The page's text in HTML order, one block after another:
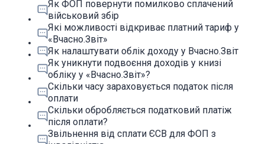
Як ФОП повернути помилково сплачений
військовий збір
Які можливості відкриває платний тариф у
«Вчасно.Звіт»
Як налаштувати облік доходу у Вчасно.Звіт
Як уникнути подвоєння доходів у книзі
обліку у «Вчасно.Звіт»?
Скільки часу зараховується податок після
оплати
Скільки обробляється податковий платіж
після оплати?
Звільнення від сплати ЄСВ для ФОП з